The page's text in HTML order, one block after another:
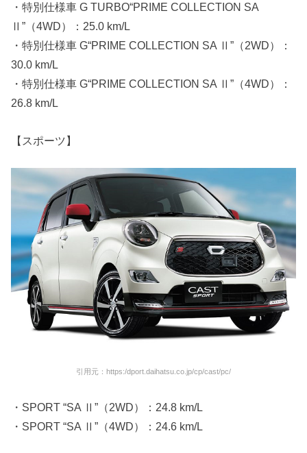
・特別仕様車 G TURBO“PRIME COLLECTION SA
Ⅱ”（4WD）：25.0 km/L
・特別仕様車 G“PRIME COLLECTION SA Ⅱ”（2WD）：
30.0 km/L
・特別仕様車 G“PRIME COLLECTION SA Ⅱ”（4WD）：
26.8 km/L
【スポーツ】
引用元：https:/dport.daihatsu.co.jp/cp/cast/pc/
・SPORT “SA Ⅱ”（2WD）：24.8 km/L
・SPORT “SA Ⅱ”（4WD）：24.6 km/L